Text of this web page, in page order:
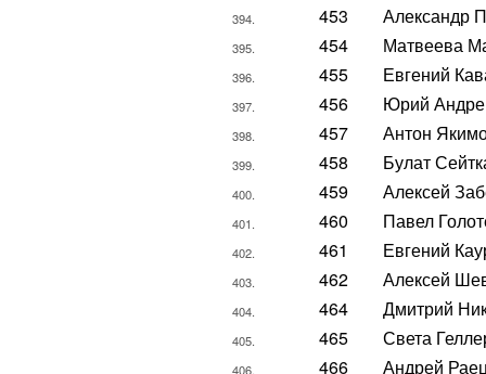
394. 453 Александр
395. 454 Матвеева
396. 455 Евгений
397. 456 Юрий
398. 457 Антон
399. 458 Булат
400. 459 Алексей
401. 460 Павел
402. 461 Евгений
403. 462 Алексей
404. 464 Дмитрий
405. 465 Света
406. 466 Андрей